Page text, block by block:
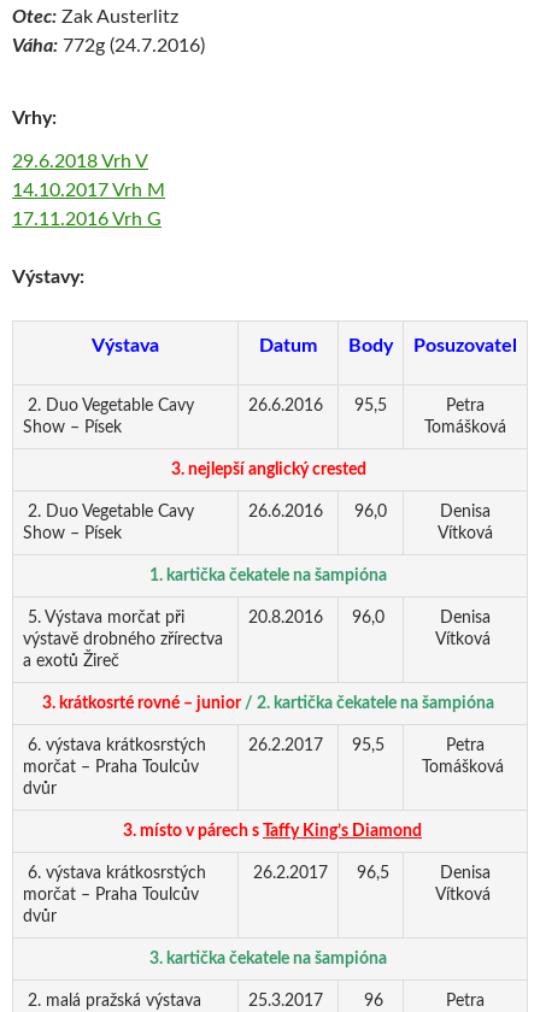
Otec: Zak Austerlitz
Váha: 772g (24.7.2016)
Vrhy:
29.6.2018 Vrh V
14.10.2017 Vrh M
17.11.2016 Vrh G
Výstavy:
Výstava Datum Body Posuzovatel
2. Duo Vegetable Cavy
Show – Písek
26.6.2016 95,5
Petra
Tomášková
3. nejlepší anglický crested
2. Duo Vegetable Cavy
Show – Písek
26.6.2016 96,0
Denisa
Vítková
1. kartička čekatele na šampióna
5. Výstava morčat při
výstavě drobného zřírectva
a exotů Žireč
20.8.2016 96,0
Denisa
Vítková
3. krátkosrté rovné – junior/ 2. kartička čekatele na šampióna
6. výstava krátkosrstých
morčat – Praha Toulcův
dvůr
26.2.2017 95,5
Petra
Tomášková
3. místo v párech s Taffy King’s Diamond
6. výstava krátkosrstých
morčat – Praha Toulcův
dvůr
26.2.2017 96,5
Denisa
Vítková
3. kartička čekatele na šampióna
2. malá pražská výstava
25.3.2017 96
Petra